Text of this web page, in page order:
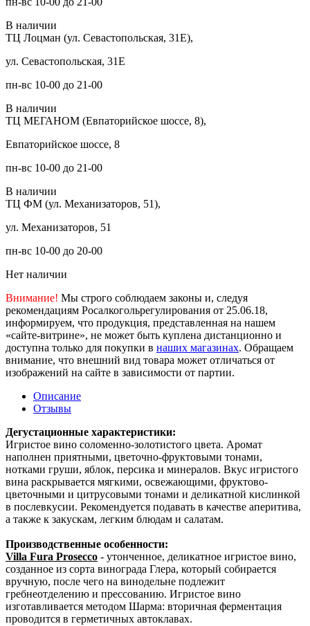
В наличии
ТЦ Лоцман (ул. Севастопольская, 31Е),
ул. Севастопольская, 31Е
пн-вс 10-00 до 21-00
В наличии
ТЦ МЕГАНОМ (Евпаторийское шоссе, 8),
Евпаторийское шоссе, 8
пн-вс 10-00 до 21-00
В наличии
ТЦ ФМ (ул. Механизаторов, 51),
ул. Механизаторов, 51
пн-вс 10-00 до 20-00
Нет наличии
Внимание! Мы строго соблюдаем законы и, следуя
рекомендациям Росалкогольрегулирования от 25.06.18,
информируем, что продукция, представленная на нашем
«сайте-витрине», не может быть куплена дистанционно и
доступна только для покупки в наших магазинах. Обращаем
внимание, что внешний вид товара может отличаться от
изображений на сайте в зависимости от партии.
Описание
Отзывы
Дегустационные характеристики:
Игристое вино соломенно-золотистого цвета. Аромат
наполнен приятными, цветочно-фруктовыми тонами,
нотками груши, яблок, персика и минералов. Вкус игристого
вина раскрывается мягкими, освежающими, фруктово-
цветочными и цитрусовыми тонами и деликатной кислинкой
в послевкусии. Рекомендуется подавать в качестве аперитива,
а также к закускам, легким блюдам и салатам.
Производственные особенности:
Villa Fura Prosecco - утонченное, деликатное игристое вино,
созданное из сорта винограда Глера, который собирается
вручную, после чего на винодельне подлежит
гребнеотделению и прессованию. Игристое вино
изготавливается методом Шарма: вторичная ферментация
проводится в герметичных автоклавах.